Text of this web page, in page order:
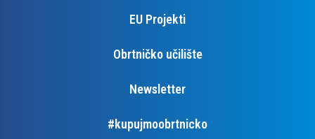
EU Projekti
Obrtničko učilište
Newsletter
#kupujmoobrtnicko